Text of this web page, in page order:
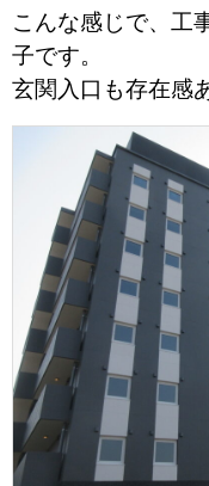
こんな感じで、工
子です。
玄関入口も存在感